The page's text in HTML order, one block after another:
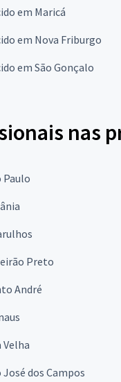
em Maricá
em Nova Friburgo
em São Gonçalo
nas
Paulo
Preto
André
Velha
José dos Campos